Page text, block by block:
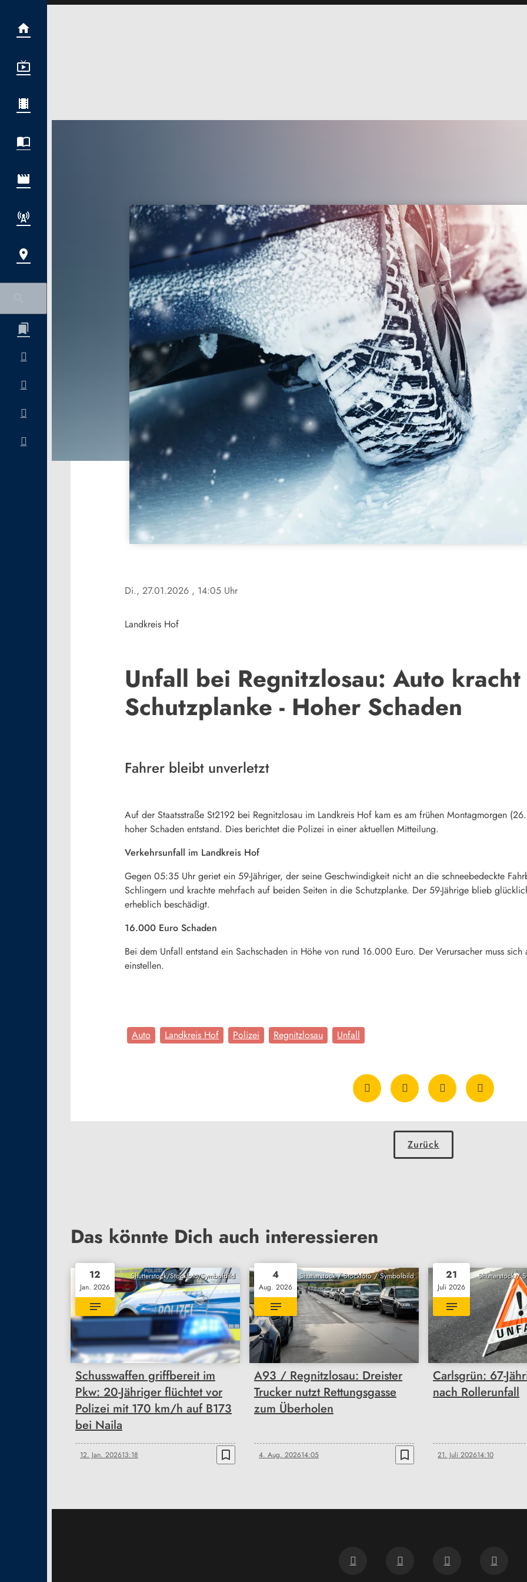
Di., 27.01.2026 , 14:05 Uhr
Landkreis Hof
Unfall bei Regnitzlosau: Auto
Schutzplanke - Hoher Schaden
Fahrer bleibt unverletzt
Auf der Staatsstraße St2192 bei Regnitzlosau im Landkreis Hof kam es am frühen Montagmorgen
hoher Schaden entstand. Dies berichtet die Polizei in einer aktuellen Mitteilung.
Verkehrsunfall im Landkreis Hof
Gegen 05:35 Uhr geriet ein 59-Jähriger, der seine Geschwindigkeit nicht an die schneebedeckte
Schlingern und krachte mehrfach auf beiden Seiten in die Schutzplanke. Der 59-Jährige blieb
erheblich beschädigt.
16.000 Euro Schaden
Bei dem Unfall entstand ein Sachschaden in Höhe von rund 16.000 Euro. Der Verursacher muss
einstellen.
Auto Landkreis Hof Polizei Regnitzlosau Unfall
Zurück
Das könnte Dich auch interessieren
Shutterstock/Stockfoto/Symbolbild
12
Jan. 2026
Schusswaffen griffbereit im
Pkw: 20-Jähriger flüchtet vor
Polizei mit 170 km/h auf B173
bei Naila
12. Jan. 202613:18 bookmark_border
Shutterstock / Stockfoto / Symbolbild
4
Aug. 2026
A93 / Regnitzlosau: Dreister
Trucker nutzt Rettungsgasse
zum Überholen
4. Aug. 202614:05 bookmark_border
Shutterstock /
21
Juli 2026
Carlsgrün: 67-
nach Rollerunfall
21. Juli 202614:10